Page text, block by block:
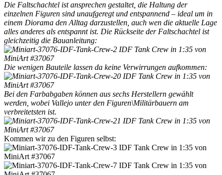
Die Faltschachtel ist ansprechen gestaltet, die Haltung der
einzelnen Figuren sind unaufgeregt und entspannend – ideal um in
einem Diorama den Alltag darzustellen, auch wen die aktuelle Lage
alles anderes als entspannt ist. Die Rückseite der Faltschachtel ist
gleichzeitig die Bauanleitung:
Die wenigen Bauteile lassen da keine Verwirrungen aufkommen:
Bei den Farbabgaben können aus sechs Herstellern gewählt
werden, wobei Vallejo unter den Figuren\Militärbauern am
verbreitetsten ist.
Kommen wir zu den Figuren selbst: